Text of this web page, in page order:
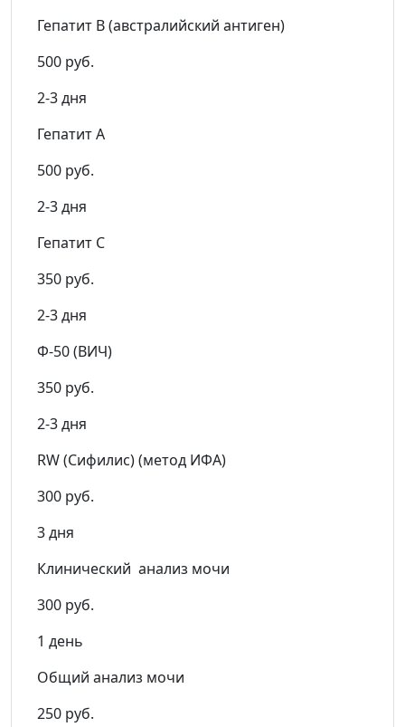
Гепатит В (австралийский антиген)
500 руб.
2-3 дня
Гепатит A
500 руб.
2-3 дня
Гепатит С
350 руб.
2-3 дня
Ф-50 (ВИЧ)
350 руб.
2-3 дня
RW (Сифилис) (метод ИФА)
300 руб.
3 дня
Клинический анализ мочи
300 руб.
1 день
Общий анализ мочи
250 руб.